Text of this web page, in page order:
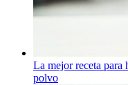
La mejor receta para
polvo